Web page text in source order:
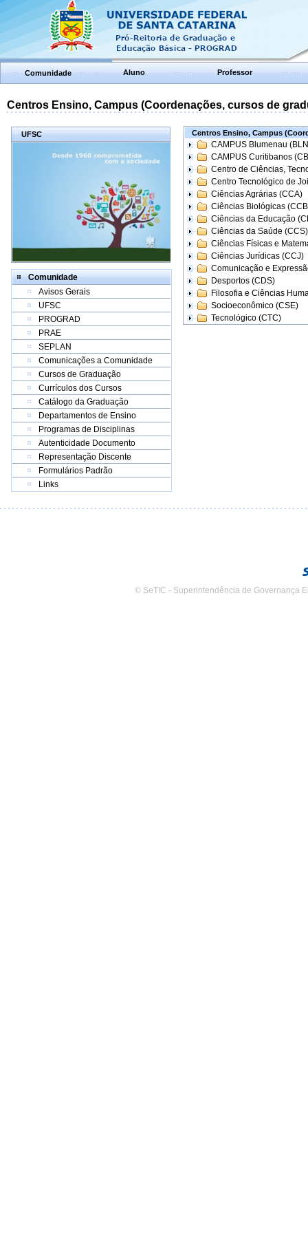
Comunidade Aluno Professor
Centros Ensino, Campus (Coordenações, cursos de
UFSC
Comunidade
Avisos Gerais
UFSC
PROGRAD
PRAE
SEPLAN
Comunicações a Comunidade
Cursos de Graduação
Currículos dos Cursos
Catálogo da Graduação
Departamentos de Ensino
Programas de Disciplinas
Autenticidade Documento
Representação Discente
Formulários Padrão
Links
Centros Ensino, Campus
CAMPUS Blumenau
CAMPUS Curitibanos
Centro de Ciências,
Centro Tecnológico de
Ciências Agrárias (CCA)
Ciências Biológicas
Ciências da Educação
Ciências da Saúde (CCS)
Ciências Físicas e
Ciências Jurídicas (CCJ)
Comunicação e
Desportos (CDS)
Filosofia e Ciências
Socioeconômico (CSE)
Tecnológico (CTC)
© SeTIC - Superintendência de Governança